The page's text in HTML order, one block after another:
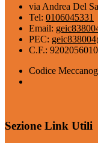
via Andrea Del
Tel: 0106045331
Email:
PEC:
C.F.:
Codice
Sezione Link Utili